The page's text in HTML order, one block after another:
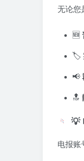
无论您
🆕
🏷️
📢
🔝
💡
电报账